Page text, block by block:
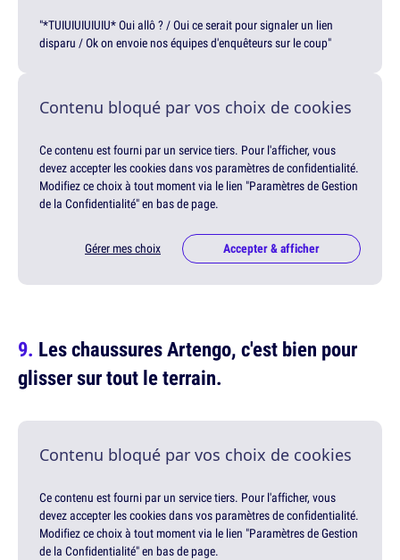
"*TUIUIUIUIUIU* Oui allô ? / Oui ce serait pour signaler un lien
disparu / Ok on envoie nos équipes d'enquêteurs sur le coup"
Contenu bloqué par vos choix de cookies
Ce contenu est fourni par un service tiers. Pour l'afficher, vous
devez accepter les cookies dans vos paramètres de confidentialité.
Modifiez ce choix à tout moment via le lien "Paramètres de Gestion
de la Confidentialité" en bas de page.
Gérer mes choix Accepter & afficher
Les chaussures Artengo, c'est bien pour
glisser sur tout le terrain.
Contenu bloqué par vos choix de cookies
Ce contenu est fourni par un service tiers. Pour l'afficher, vous
devez accepter les cookies dans vos paramètres de confidentialité.
Modifiez ce choix à tout moment via le lien "Paramètres de Gestion
de la Confidentialité" en bas de page.